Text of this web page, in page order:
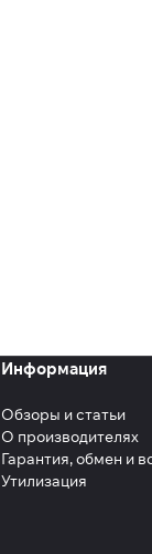
Информация
Обзоры и статьи
О производителях
Гарантия, обмен и
Утилизация